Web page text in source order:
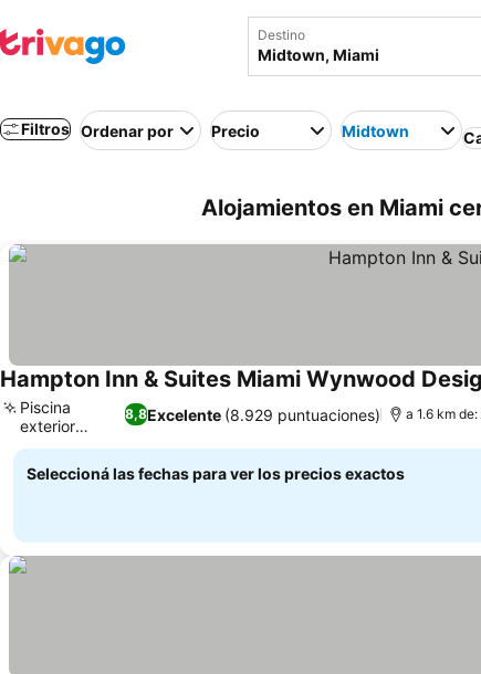
Destino
Filtros Ordenar por Precio Midtown
Alojamientos en Miami
Hampton Inn & Suites Miami Wynwood
8,8Excelente (8.929 puntuaciones)
Piscina
exterior
elevada
a 1.6 km
Seleccioná las fechas para ver los precios exactos